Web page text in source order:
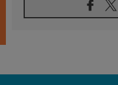
06.08.2026
Líbano: